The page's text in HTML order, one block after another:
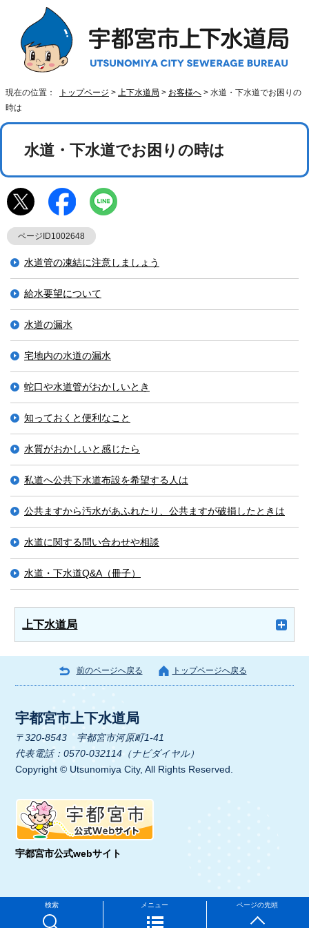
現在の位置： トップページ > 上下水道局 > お客様へ > 水道・下水道でお困りの
時は
水道・下水道でお困りの時は
ページID1002648
水道管の凍結に注意しましょう
給水要望について
水道の漏水
宅地内の水道の漏水
蛇口や水道管がおかしいとき
知っておくと便利なこと
水質がおかしいと感じたら
私道へ公共下水道布設を希望する人は
公共ますから汚水があふれたり、公共ますが破損したときは
水道に関する問い合わせや相談
水道・下水道Q&A（冊子）
上下水道局
前のページへ戻る トップページへ戻る
検索 メニュー ページの先頭
宇都宮市上下水道局
〒320-8543 宇都宮市河原町1-41
代表電話：0570-032114（ナビダイヤル）
Copyright © Utsunomiya City, All Rights Reserved.
宇都宮市公式webサイト